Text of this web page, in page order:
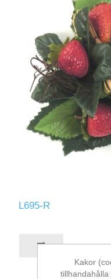
L695-R
Kakor